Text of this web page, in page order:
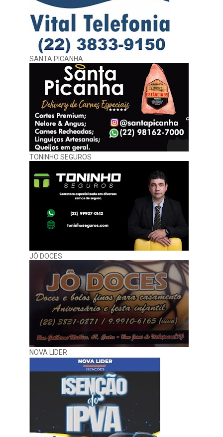
SANTA PICANHA
TONINHO SEGUROS
JÔ DOCES
NOVA LIDER